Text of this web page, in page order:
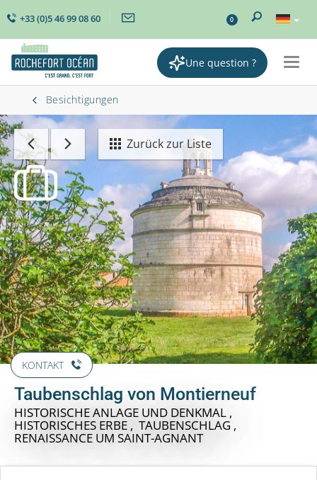
+33 (0)5 46 99 08 60 0
Une question ?
Besichtigungen
Zurück zur Liste
KONTAKT
Taubenschlag von Montierneuf
HISTORISCHE ANLAGE UND DENKMAL ,
HISTORISCHES ERBE , TAUBENSCHLAG ,
RENAISSANCE UM SAINT-AGNANT